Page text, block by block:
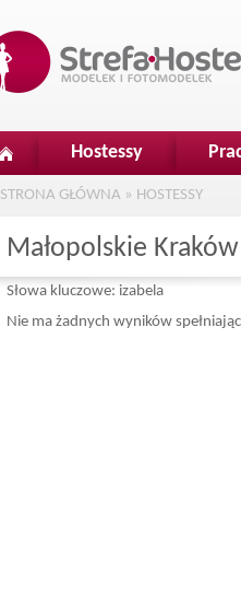
Hostessy
STRONA GŁÓWNA » HOSTESSY
Małopolskie
Słowa kluczowe: izabela
Nie ma żadnych wyników